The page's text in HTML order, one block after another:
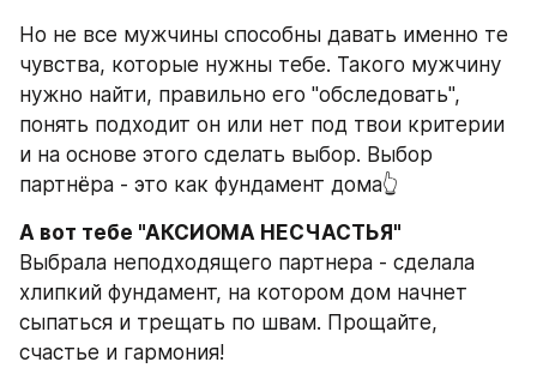
Но не все мужчины способны давать именно те
чувства, которые нужны тебе. Такого мужчину
нужно найти, правильно его "обследовать",
понять подходит он или нет под твои критерии
и на основе этого сделать выбор. Выбор
партнёра - это как фундамент дома👆
А вот тебе "АКСИОМА НЕСЧАСТЬЯ"
Выбрала неподходящего партнера - сделала
хлипкий фундамент, на котором дом начнет
сыпаться и трещать по швам. Прощайте,
счастье и гармония!